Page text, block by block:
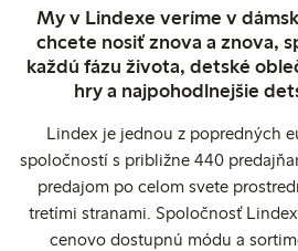
My v Lindexe veríme v
chcete nosiť znova a znova,
každú fázu života, detské
hry a najpohodlnejšie
Lindex je jednou z popredných
spoločností s približne 440
predajom po celom svete
tretími stranami. Spoločnosť
cenovo dostupnú módu a